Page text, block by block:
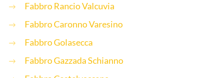
Fabbro Rancio Valcuvia
Fabbro Caronno Varesino
Fabbro Golasecca
Fabbro Gazzada Schianno